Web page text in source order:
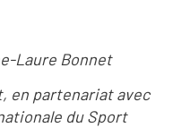
Laure Bonnet
en partenariat avec
du Sport